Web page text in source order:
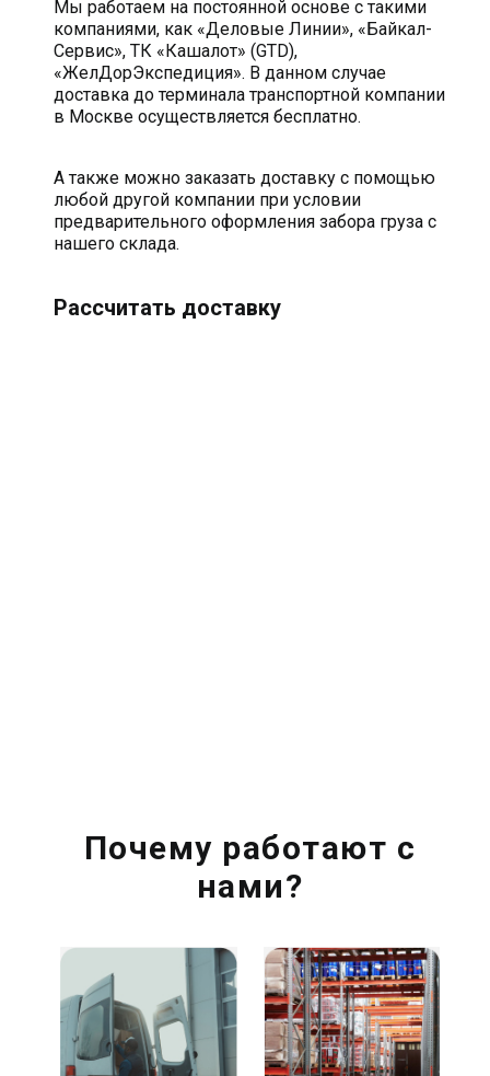
Мы работаем на постоянной основе с такими
компаниями, как «Деловые Линии», «Байкал-
Сервис», ТК «Кашалот» (GTD),
«ЖелДорЭкспедиция». В данном случае
доставка до терминала транспортной компании
в Москве осуществляется бесплатно.
А также можно заказать доставку с помощью
любой другой компании при условии
предварительного оформления забора груза с
нашего склада.
Рассчитать доставку
Почему работают с
нами?